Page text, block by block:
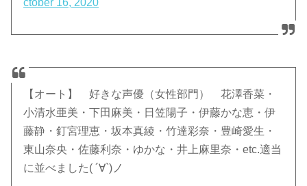
【オート】 好きな声優（女性部門） 花澤香菜・
小清水亜美・下田麻美・日笠陽子・伊藤かな恵・伊
藤静・釘宮理恵・坂本真綾・竹達彩奈・豊崎愛生・
東山奈央・佐藤利奈・ゆかな・井上麻里奈・etc.適当
に並べました( ´∀`)ノ